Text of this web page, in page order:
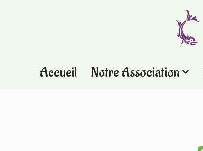
Accueil Notre Association